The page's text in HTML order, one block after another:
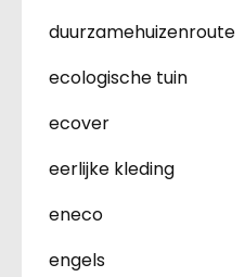
duurzamehuizenroute
ecologische tuin
ecover
eerlijke kleding
eneco
engels